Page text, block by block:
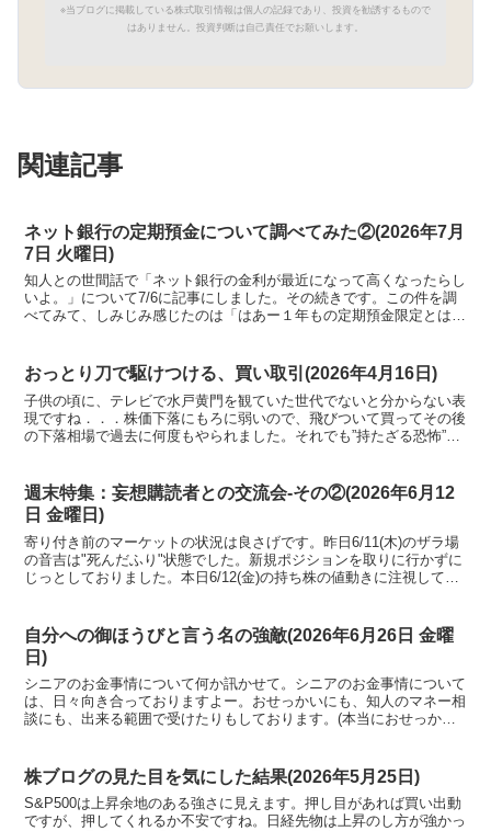
※当ブログに掲載している株式取引情報は個人の記録であり、投資を勧誘するもので
はありません。投資判断は自己責任でお願いします。
関連記事
ネット銀行の定期預金について調べてみた②(2026年7月
7日 火曜日)
知人との世間話で「ネット銀行の金利が最近になって高くなったらし
いよ。」について7/6に記事にしました。その続きです。この件を調
べてみて、しみじみ感じたのは「はあー１年もの定期預金限定とはい
おっとり刀で駆けつける、買い取引(2026年4月16日)
子供の頃に、テレビで水戸黄門を観ていた世代でないと分からない表
現ですね．．．株価下落にもろに弱いので、飛びついて買ってその後
の下落相場で過去に何度もやられました。それでも”持たざる恐怖”に
週末特集：妄想購読者との交流会-その②(2026年6月12
日 金曜日)
寄り付き前のマーケットの状況は良さげです。昨日6/11(木)のザラ場
の音吉は"死んだふり"状態でした。新規ポジションを取りに行かずに
じっとしておりました。本日6/12(金)の持ち株の値動きに注視してい
自分への御ほうびと言う名の強敵(2026年6月26日 金曜
日)
シニアのお金事情について何か訊かせて。シニアのお金事情について
は、日々向き合っておりますよー。おせっかいにも、知人のマネー相
談にも、出来る範囲で受けたりもしております。(本当におせっかい
株ブログの見た目を気にした結果(2026年5月25日)
S&P500は上昇余地のある強さに見えます。押し目があれば買い出動
ですが、押してくれるか不安ですね。日経先物は上昇のし方が強かっ